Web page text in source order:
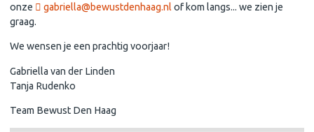
onze
gabriella@bewustdenhaag.nl of kom langs... we zien je
graag.
We wensen je een prachtig voorjaar!
Gabriella van der Linden
Tanja Rudenko
Team Bewust Den Haag